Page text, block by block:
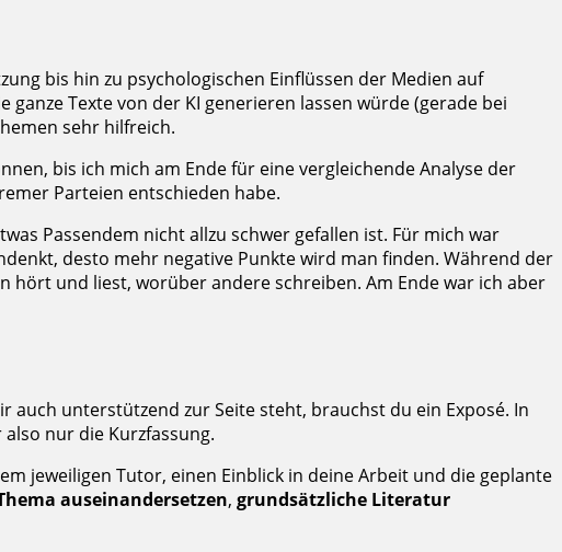
bis hin zu psychologischen Einflüssen der Medien auf
Texte von der KI generieren lassen würde (gerade bei
sehr hilfreich.
bis ich mich am Ende für eine vergleichende Analyse der
Parteien entschieden habe.
Passendem nicht allzu schwer gefallen ist. Für mich war
desto mehr negative Punkte wird man finden. Während der
hört und liest, worüber andere schreiben. Am Ende war ich aber
unterstützend zur Seite steht, brauchst du ein Exposé. In
nur die Kurzfassung.
jeweiligen Tutor, einen Einblick in deine Arbeit und die geplante
auseinandersetzen, grundsätzliche Literatur